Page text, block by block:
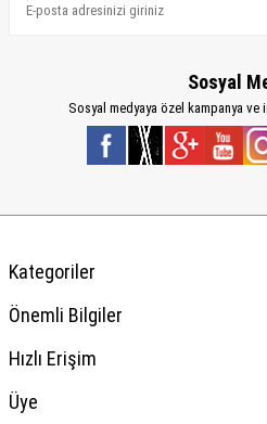
Sosyal
Sosyal medyaya özel kampanya
Kategoriler
Önemli Bilgiler
Hızlı Erişim
Üye